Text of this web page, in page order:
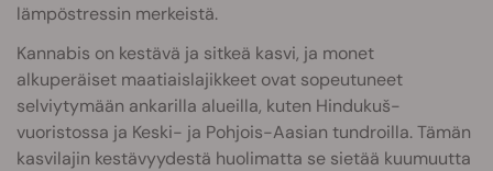
lämpöstressin merkeistä.
Kannabis on kestävä ja sitkeä kasvi, ja monet
alkuperäiset maatiaislajikkeet ovat sopeutuneet
selviytymään ankarilla alueilla, kuten Hindukuš-
vuoristossa ja Keski- ja Pohjois-Aasian tundroilla. Tämän
kasvilajin kestävyydestä huolimatta se sietää kuumuutta